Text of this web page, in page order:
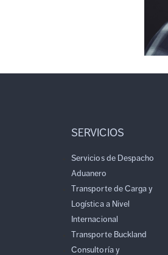
SERVICIOS
Servicios de Despacho
Aduanero
Transporte de Carga y
Logística a Nivel
Internacional
Transporte Buckland
Consultoría y